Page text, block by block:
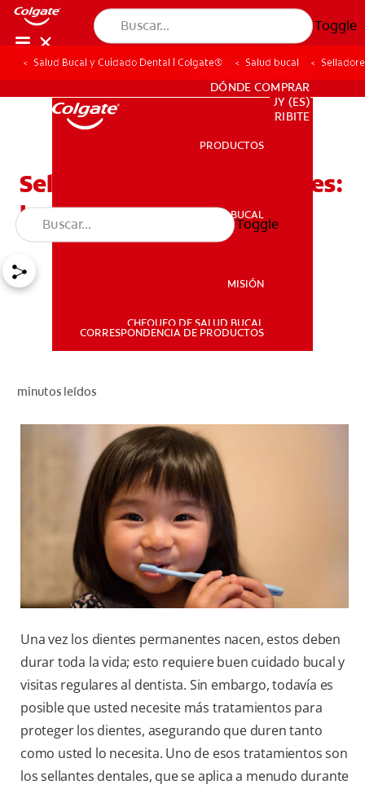
Toggle
SALUD BUCAL
PARA PROFESIONALES
SUSCRIBITE
PARA PROFESIONALES
DÓNDE COMPRAR
UY (ES)
SUSCRIBITE
PRODUCTOS
SALUD BUCAL
MISIÓN
CHEQUEO DE SALUD BUCAL
CORRESPONDENCIA DE PRODUCTOS
Toggle
Salud Bucal y Cuidado Dental | Colgate® Salud bucal
Selladores Para Los Dientes:
Lo Que Necesita Saber
minutos leídos
Una vez los dientes permanentes nacen, estos deben
durar toda la vida; esto requiere buen cuidado bucal y
visitas regulares al dentista. Sin embargo, todavía es
posible que usted necesite más tratamientos para
proteger los dientes, asegurando que duren tanto
como usted lo necesita. Uno de esos tratamientos son
los sellantes dentales, que se aplica a menudo durante